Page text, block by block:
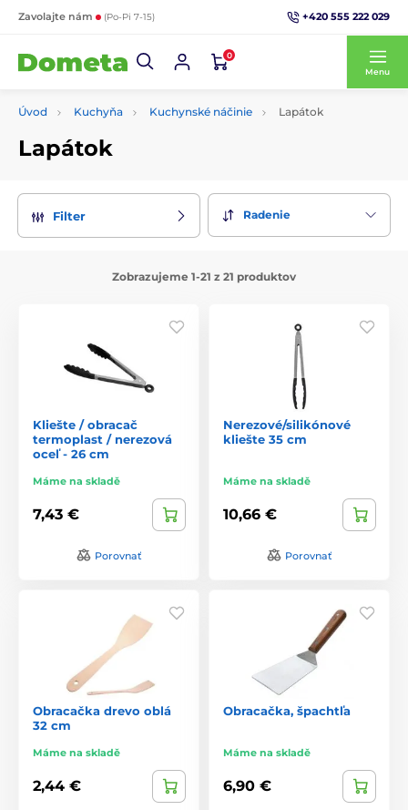
Zavolajte nám (Po-Pi 7-15) +420 555 222 029
0
Menu
Úvod Kuchyňa Kuchynské náčinie Lapátok
Lapátok
Filter Radenie
Zobrazujeme 1-21 z 21 produktov
Kliešte / obracač
termoplast / nerezová
oceľ - 26 cm
Máme na skladě
7,43 €
Porovnať
Nerezové/silikónové
kliešte 35 cm
Máme na skladě
10,66 €
Porovnať
Obracačka drevo oblá
32 cm
Máme na skladě
2,44 €
Obracačka, špachtľa
Máme na skladě
6,90 €